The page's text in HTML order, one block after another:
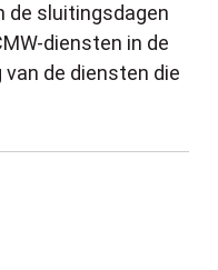
de sluitingsdagen
diensten in de
de diensten die